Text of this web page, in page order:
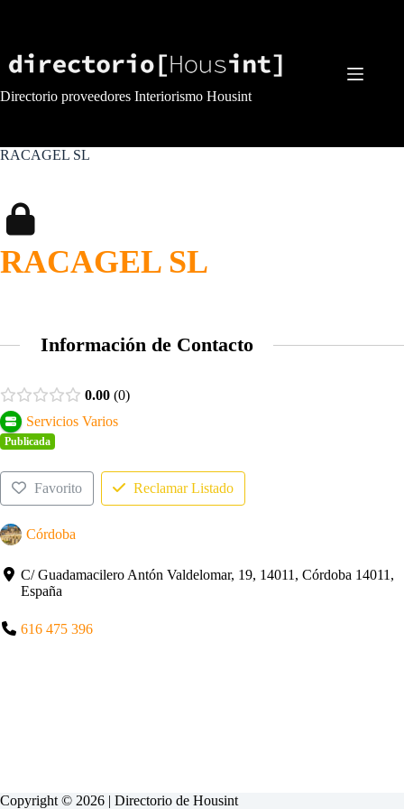
Directorio proveedores Interiorismo Housint
RACAGEL SL
RACAGEL SL
Información de Contacto
0.00 0
Servicios Varios
Publicada
Favorito Reclamar Listado
Córdoba
C/ Guadamacilero Antón Valdelomar, 19, 14011, Córdoba 14011,
España
616 475 396
Copyright © 2026 | Directorio de Housint